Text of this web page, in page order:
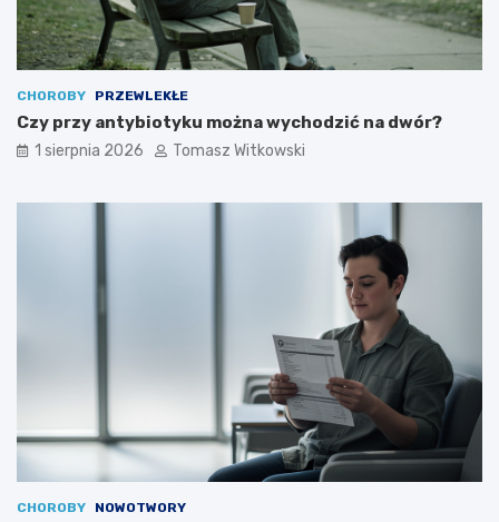
CHOROBY PRZEWLEKŁE
Czy przy antybiotyku można wychodzić na dwór?
1 sierpnia 2026 Tomasz Witkowski
CHOROBY NOWOTWORY